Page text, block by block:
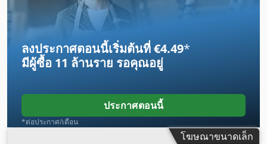
ลงประกาศตอนนี้เริ่มต้นที่ €4.49*
มีผู้ซื้อ 11 ล้านราย รอคุณอยู่
ประกาศตอนนี้
*ต่อประกาศ/เดือน
โฆษณาขนาดเล็ก